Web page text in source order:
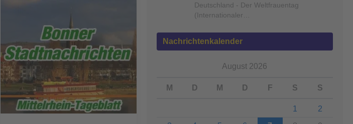
Deutschland - Der Weltfrauentag
(Internationaler…
Nachrichtenkalender
August 2026
M D M D F S S
1
2